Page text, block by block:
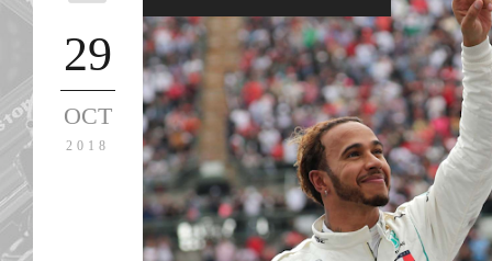
29
OCT
2018